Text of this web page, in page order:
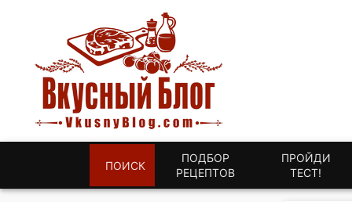
ПОИСК
ПОДБОР
РЕЦЕПТОВ
ПРОЙДИ
ТЕСТ!